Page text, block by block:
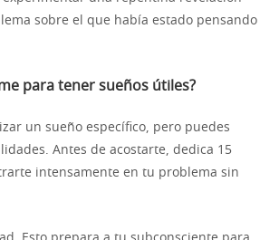
sobre el que había estado pensando
para tener sueños útiles?
un sueño específico, pero puedes
Antes de acostarte, dedica 15
intensamente en tu problema sin